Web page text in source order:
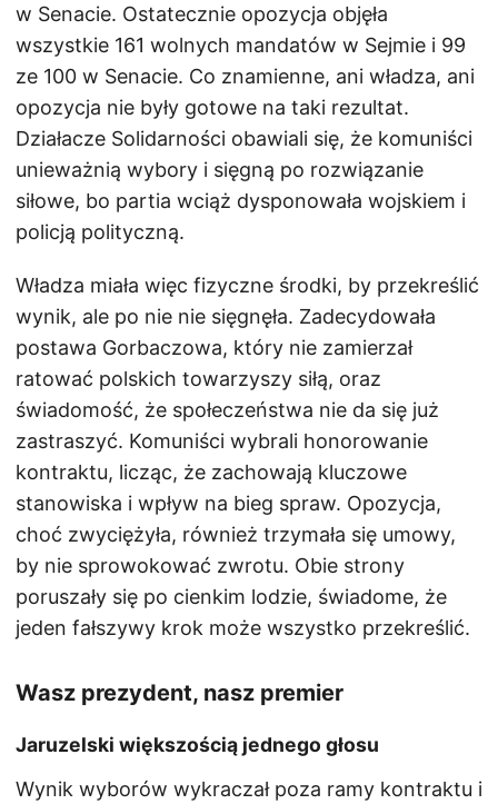
w Senacie. Ostatecznie opozycja objęła
wszystkie 161 wolnych mandatów w Sejmie i 99
ze 100 w Senacie. Co znamienne, ani władza, ani
opozycja nie były gotowe na taki rezultat.
Działacze Solidarności obawiali się, że komuniści
unieważnią wybory i sięgną po rozwiązanie
siłowe, bo partia wciąż dysponowała wojskiem i
policją polityczną.
Władza miała więc fizyczne środki, by przekreślić
wynik, ale po nie nie sięgnęła. Zadecydowała
postawa Gorbaczowa, który nie zamierzał
ratować polskich towarzyszy siłą, oraz
świadomość, że społeczeństwa nie da się już
zastraszyć. Komuniści wybrali honorowanie
kontraktu, licząc, że zachowają kluczowe
stanowiska i wpływ na bieg spraw. Opozycja,
choć zwyciężyła, również trzymała się umowy,
by nie sprowokować zwrotu. Obie strony
poruszały się po cienkim lodzie, świadome, że
jeden fałszywy krok może wszystko przekreślić.
Wasz prezydent, nasz premier
Jaruzelski większością jednego głosu
Wynik wyborów wykraczał poza ramy kontraktu i